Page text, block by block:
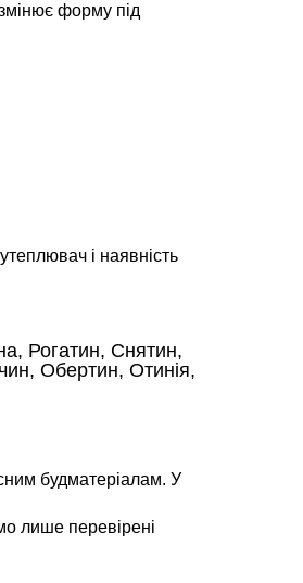
форму під
і наявність
Рогатин, Снятин,
Обертин, Отинія,
будматеріалам. У
лише перевірені